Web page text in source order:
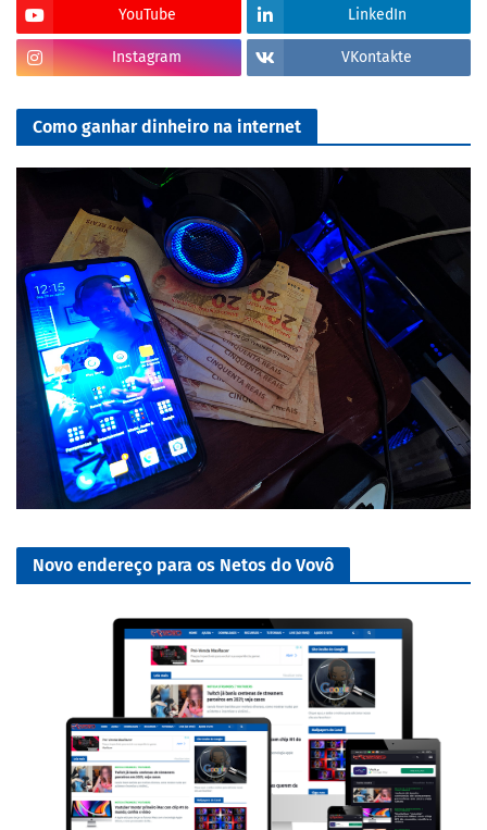
YouTube LinkedIn
Instagram VKontakte
Como ganhar dinheiro na internet
Novo endereço para os Netos do Vovô